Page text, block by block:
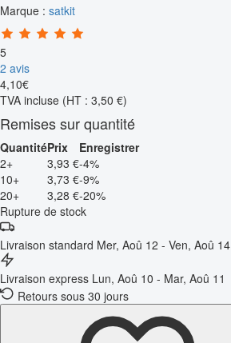
Marque : satkit
5
2 avis
4,10€
TVA incluse (HT : 3,50 €)
Remises sur quantité
QuantitéPrix
Enregistrer
2+
3,93 €-4%
10+
3,73 €-9%
20+
3,28 €-20%
Rupture de stock
Livraison standard Mer, Aoû 12 - Ven, Aoû 14
Livraison express Lun, Aoû 10 - Mar, Aoû 11
Retours sous 30 jours